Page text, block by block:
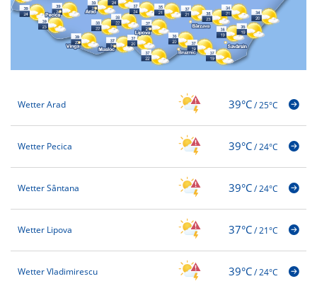
Wetter Arad 39°C/25°C
Wetter Pecica 39°C/24°C
Wetter Sântana 39°C/24°C
Wetter Lipova 37°C/21°C
Wetter Vladimirescu 39°C/24°C